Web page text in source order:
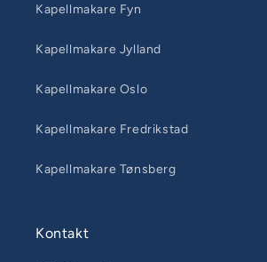
Kapellmakare Fyn
Kapellmakare Jylland
Kapellmakare Oslo
Kapellmakare Fredrikstad
Kapellmakare Tønsberg
Kontakt